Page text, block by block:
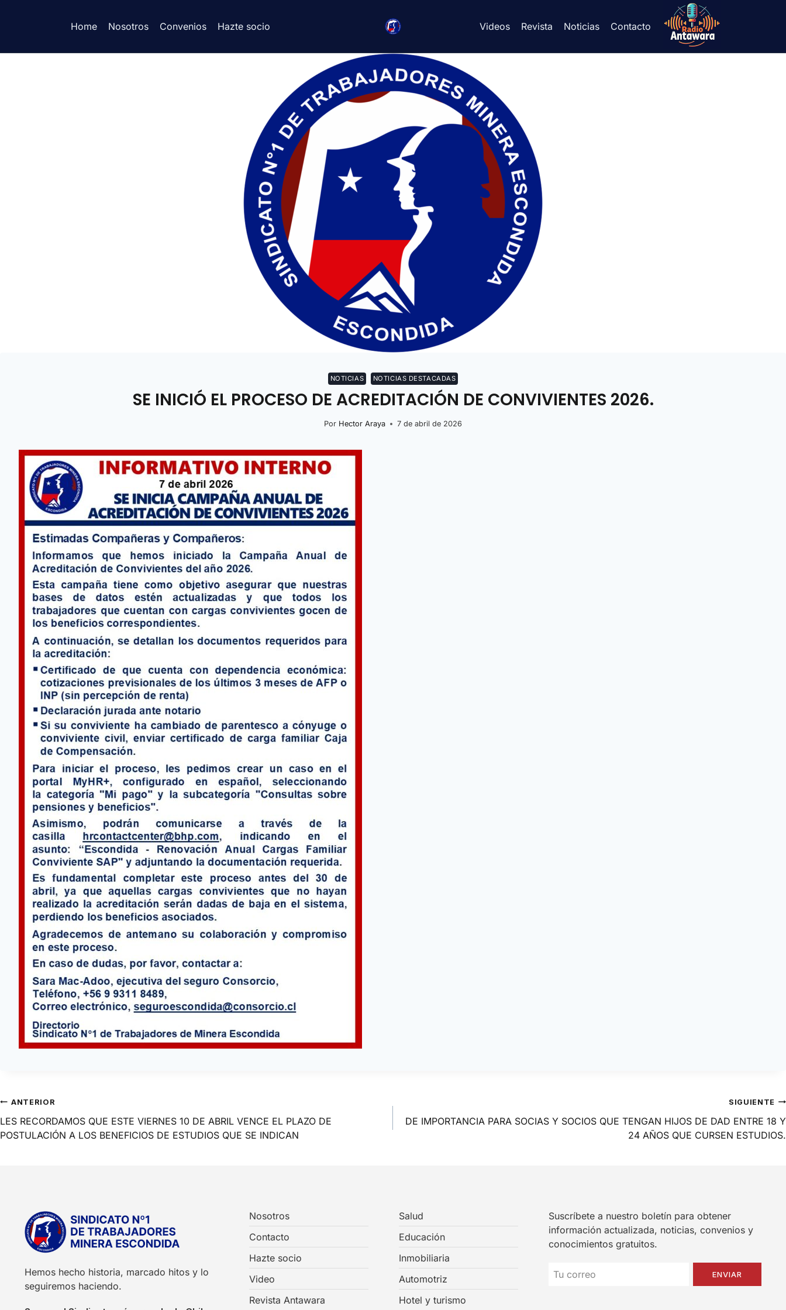
Home Nosotros Convenios Hazte socio Videos Revista Noticias Contacto
NOTICIAS NOTICIAS DESTACADAS
SE INICIÓ EL PROCESO DE ACREDITACIÓN DE CONVIVIENTES 2026.
Por Hector Araya 7 de abril de 2026
ANTERIOR
LES RECORDAMOS QUE ESTE VIERNES 10 DE ABRIL VENCE EL PLAZO DE
POSTULACIÓN A LOS BENEFICIOS DE ESTUDIOS QUE SE INDICAN
SIGUIENTE
DE IMPORTANCIA PARA SOCIAS Y SOCIOS QUE TENGAN HIJOS DE DAD ENTRE 18 Y
24 AÑOS QUE CURSEN ESTUDIOS.
Hemos hecho historia, marcado hitos y lo
seguiremos haciendo.
Nosotros
Contacto
Hazte socio
Video
Revista Antawara
Salud
Educación
Inmobiliaria
Automotriz
Hotel y turismo
Suscríbete a nuestro boletín para obtener
información actualizada, noticias, convenios y
conocimientos gratuitos.
ENVIAR